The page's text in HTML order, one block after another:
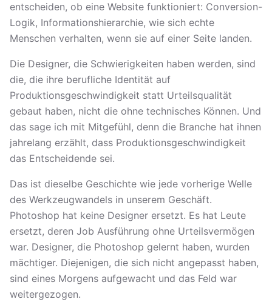
entscheiden, ob eine Website funktioniert: Conversion-
Logik, Informationshierarchie, wie sich echte
Menschen verhalten, wenn sie auf einer Seite landen.
Die Designer, die Schwierigkeiten haben werden, sind
die, die ihre berufliche Identität auf
Produktionsgeschwindigkeit statt Urteilsqualität
gebaut haben, nicht die ohne technisches Können. Und
das sage ich mit Mitgefühl, denn die Branche hat ihnen
jahrelang erzählt, dass Produktionsgeschwindigkeit
das Entscheidende sei.
Das ist dieselbe Geschichte wie jede vorherige Welle
des Werkzeugwandels in unserem Geschäft.
Photoshop hat keine Designer ersetzt. Es hat Leute
ersetzt, deren Job Ausführung ohne Urteilsvermögen
war. Designer, die Photoshop gelernt haben, wurden
mächtiger. Diejenigen, die sich nicht angepasst haben,
sind eines Morgens aufgewacht und das Feld war
weitergezogen.